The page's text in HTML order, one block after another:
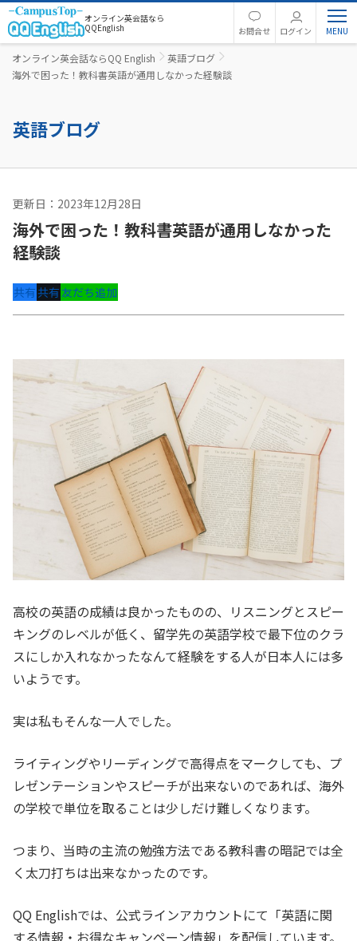
オンライン英会話なら
QQEnglish
お問合せ ログイン
オンライン英会話ならQQ English
英語ブログ
海外で困った！教科書英語が通用しなかった経験談
英語ブログ
更新日：2023年12月28日
海外で困った！教科書英語が通用しなかった
経験談
共有共有友だち追加
高校の英語の成績は良かったものの、リスニングとスピー
キングのレベルが低く、留学先の英語学校で最下位のクラ
スにしか入れなかったなんて経験をする人が日本人には多
いようです。
実は私もそんな一人でした。
ライティングやリーディングで高得点をマークしても、プ
レゼンテーションやスピーチが出来ないのであれば、海外
の学校で単位を取ることは少しだけ難しくなります。
つまり、当時の主流の勉強方法である教科書の暗記では全
く太刀打ちは出来なかったのです。
QQ Englishでは、公式ラインアカウントにて「英語に関